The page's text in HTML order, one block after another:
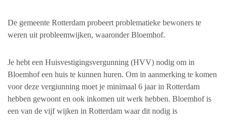
De gemeente Rotterdam probeert problematieke bewoners te
weren uit probleemwijken, waaronder Bloemhof.
Je hebt een Huisvestigingsvergunning (HVV) nodig om in
Bloemhof een huis te kunnen huren. Om in aanmerking te komen
voor deze vergiunning moet je minimaal 6 jaar in Rotterdam
hebben gewoont en ook inkomen uit werk hebben. Bloemhof is
een van de vijf wijken in Rotterdam waar dit nodig is